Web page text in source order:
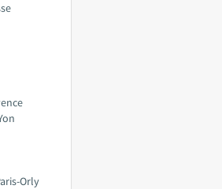
Orly